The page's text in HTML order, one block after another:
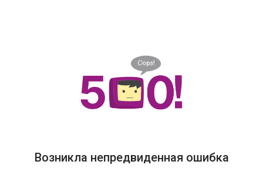
Возникла непредвиденная ошибка